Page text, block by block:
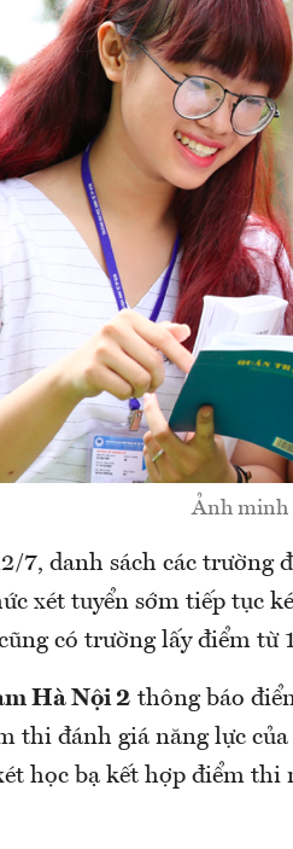
Ảnh minh
7, danh sách các trường
xét tuyển sớm tiếp tục
có trường lấy điểm từ
Hà Nội 2 thông báo
thi đánh giá năng lực
học bạ kết hợp điểm thi